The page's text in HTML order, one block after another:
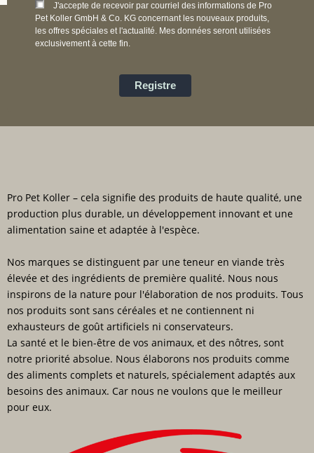
J'accepte de recevoir par courriel des informations de Pro
Pet Koller GmbH & Co. KG concernant les nouveaux produits,
les offres spéciales et l'actualité. Mes données seront utilisées
exclusivement à cette fin.
Registre
Pro Pet Koller – cela signifie des produits de haute qualité, une
production plus durable, un développement innovant et une
alimentation saine et adaptée à l'espèce.
Nos marques se distinguent par une teneur en viande très
élevée et des ingrédients de première qualité. Nous nous
inspirons de la nature pour l'élaboration de nos produits. Tous
nos produits sont sans céréales et ne contiennent ni
exhausteurs de goût artificiels ni conservateurs.
La santé et le bien-être de vos animaux, et des nôtres, sont
notre priorité absolue. Nous élaborons nos produits comme
des aliments complets et naturels, spécialement adaptés aux
besoins des animaux. Car nous ne voulons que le meilleur
pour eux.